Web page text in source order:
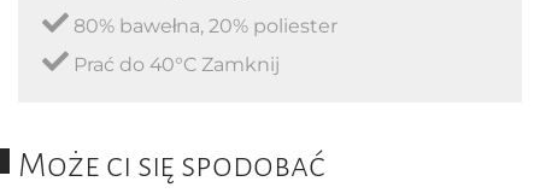
80% bawełna, 20% poliester
Prać do 40°C Zamknij
Może ci się spodobać